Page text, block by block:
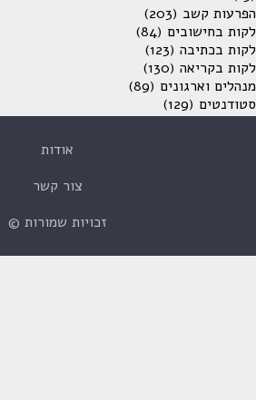
הפרעות קשב (203)
לקות בחישובים (84)
לקות בכתיבה (123)
לקות בקריאה (130)
מנהלים וארגונים (89)
סטודנטים (129)
אודות
צור קשר
זכויות שמורות ©